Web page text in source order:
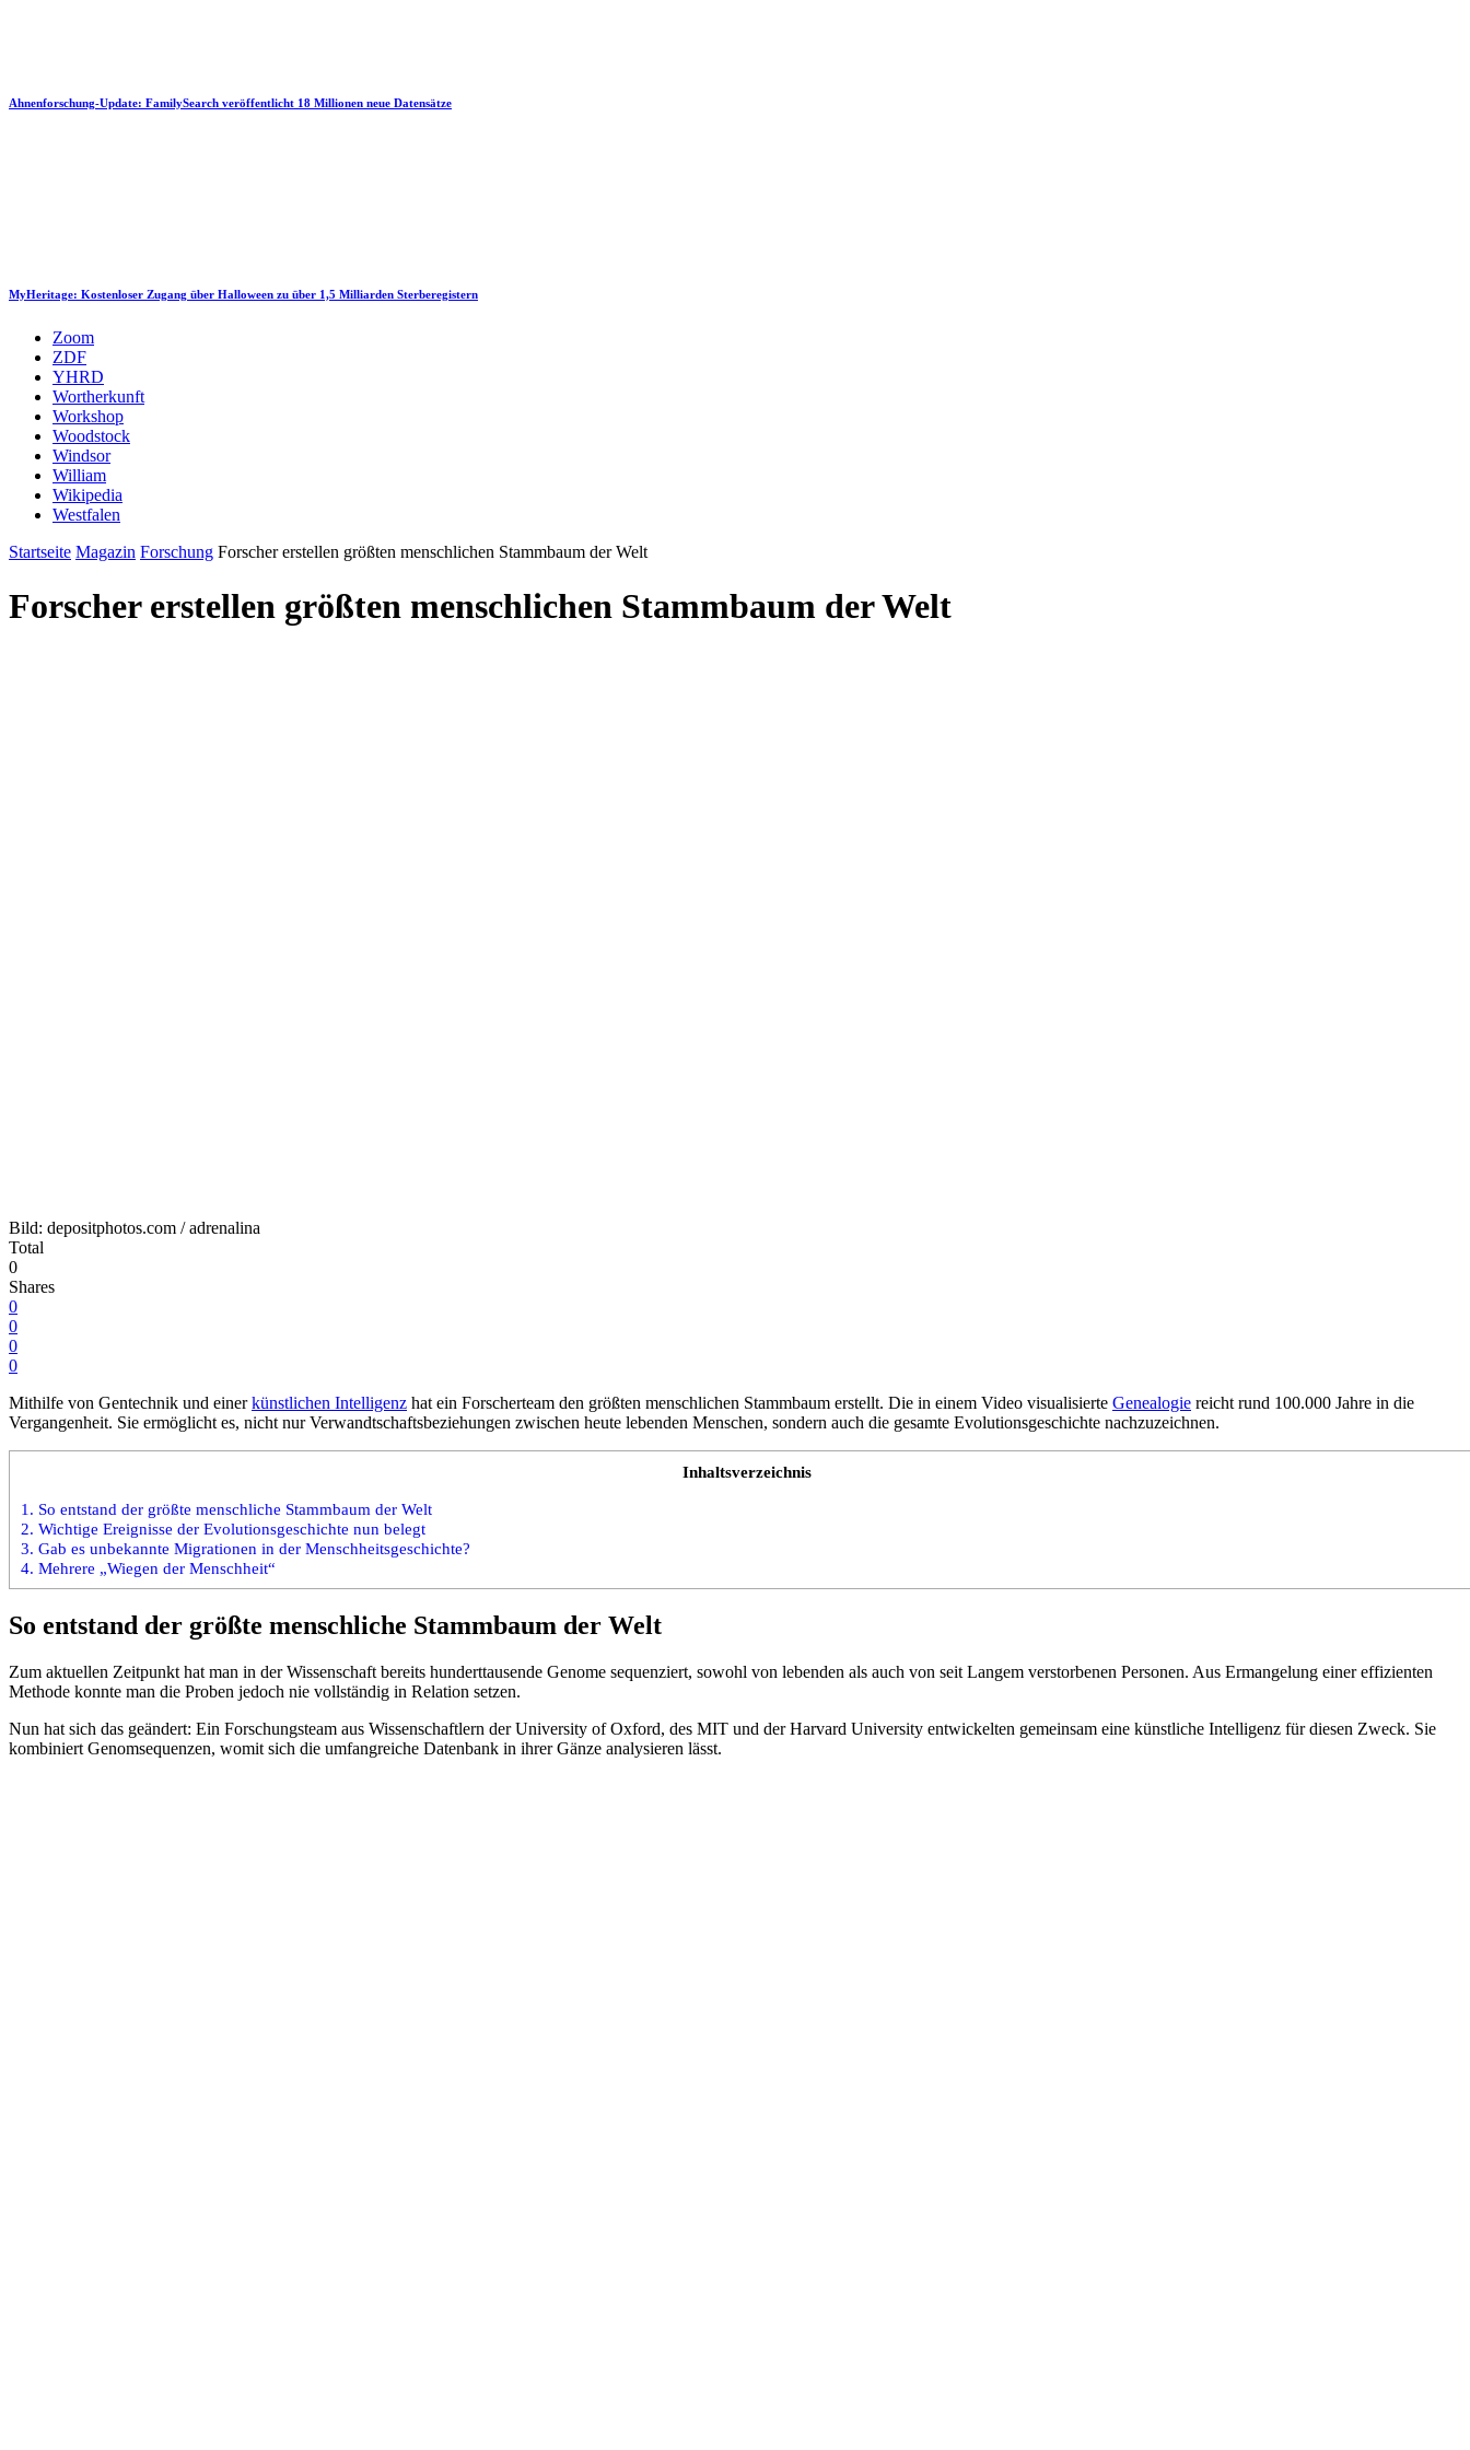
Ahnenforschung-Update: FamilySearch veröffentlicht 18 Millionen neue Datensätze
MyHeritage: Kostenloser Zugang über Halloween zu über 1,5 Milliarden Sterberegistern
Zoom
ZDF
YHRD
Wortherkunft
Workshop
Woodstock
Windsor
William
Wikipedia
Westfalen
Startseite Magazin Forschung Forscher erstellen größten menschlichen Stammbaum der Welt
Forscher erstellen größten menschlichen Stammbaum der Welt
Bild: depositphotos.com / adrenalina
Total
0
Shares
0
0
0
0
Mithilfe von Gentechnik und einerkünstlichen Intelligenz hat ein Forscherteam den größten menschlichen Stammbaum erstellt. Die in einem Video visualisierte Genealogie reicht rund 100.000 Jahre in die
Vergangenheit. Sie ermöglicht es, nicht nur Verwandtschaftsbeziehungen zwischen heute lebenden Menschen, sondern auch die gesamte Evolutionsgeschichte nachzuzeichnen.
Inhaltsverzeichnis
1. So entstand der größte menschliche Stammbaum der Welt
2. Wichtige Ereignisse der Evolutionsgeschichte nun belegt
3. Gab es unbekannte Migrationen in der Menschheitsgeschichte?
4. Mehrere „Wiegen der Menschheit“
So entstand der größte menschliche Stammbaum der Welt
Zum aktuellen Zeitpunkt hat man in der Wissenschaft bereits hunderttausende Genome sequenziert, sowohl von lebenden als auch von seit Langem verstorbenen Personen. Aus Ermangelung einer effizienten
Methode konnte man die Proben jedoch nie vollständig in Relation setzen.
Nun hat sich das geändert: Ein Forschungsteam aus Wissenschaftlern der University of Oxford, des MIT und der Harvard University entwickelten gemeinsam eine künstliche Intelligenz für diesen Zweck. Sie
kombiniert Genomsequenzen, womit sich die umfangreiche Datenbank in ihrer Gänze analysieren lässt.